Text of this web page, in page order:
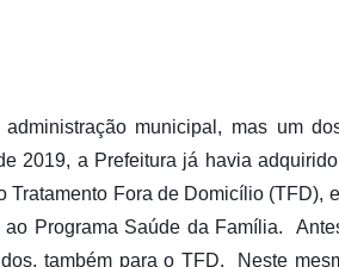
municipal, mas um
2019, a Prefeitura já havia
Fora de Domicílio (TFD),
Programa Saúde da Família.
também para o TFD. Neste